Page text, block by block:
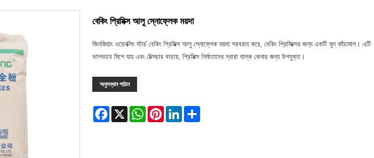
বেকিং প্রিমিক্স আলু স্নোফ্লেক ময়দা
জিনজিয়াং ওয়েনক্সিং স্টার্চ বেকিং প্রিমিক্স আলু স্নোফ্লেক ময়দা সরবরাহ করে, বেকিং প্রিমিক্সের জন্য একটি মূল কাঁচামাল। এটি
ভালভাবে মিশে যায় এবং টেক্সচার বাড়ায়, প্রিমিক্স নির্মাতাদের দ্বারা বাল্ক কেনার জন্য উপযুক্ত।
অনুসন্ধান পাঠান
Facebook
X WhatsAppPinterestLinkedInShare